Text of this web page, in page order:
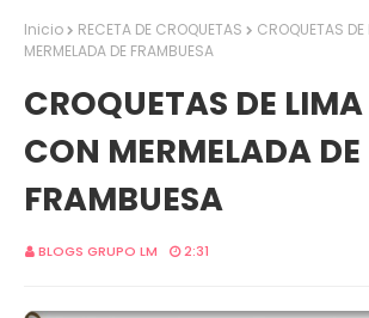
Inicio RECETA DE CROQUETAS
CROQUETAS
MERMELADA DE FRAMBUESA
CROQUETAS DE LIMA
CON MERMELADA DE
FRAMBUESA
BLOGS GRUPO LM 2:31